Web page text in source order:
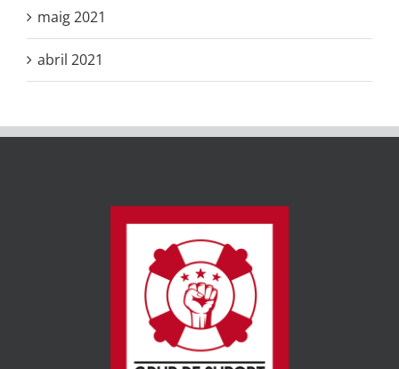
maig 2021
abril 2021